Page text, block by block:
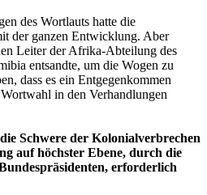
des Wortlauts hatte die
der ganzen Entwicklung. Aber
Leiter der Afrika-Abteilung des
entsandte, um die Wogen zu
dass es ein Entgegenkommen
in den Verhandlungen
Schwere der Kolonialverbrechen
auf höchster Ebene, durch die
erforderlich